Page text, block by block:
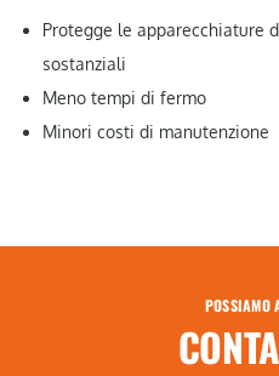
Protegge le apparecchiature
sostanziali
Meno tempi di fermo
Minori costi di manutenzione
POSSIAMO